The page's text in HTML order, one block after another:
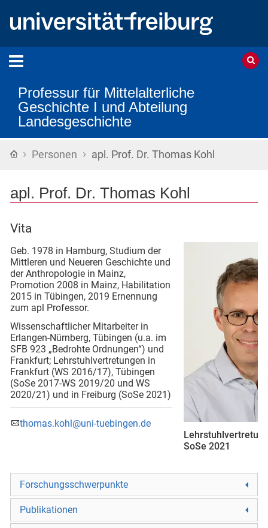
Professur für Mittelalterliche
Geschichte I und Abteilung
Landesgeschichte
Startseite
› Personen › apl. Prof. Dr. Thomas Kohl
apl. Prof. Dr. Thomas Kohl
SoSe 2021
Vita
Geb. 1978 in Hamburg, Studium der
Mittleren und Neueren Geschichte und
der Anthropologie in Mainz,
Promotion 2008 in Mainz, Habilitation
2015 in Tübingen, 2019 Ernennung
zum apl Professor.
Wissenschaftlicher Mitarbeiter in
Erlangen-Nürnberg, Tübingen (u.a. im
SFB 923 „Bedrohte Ordnungen“) und
Frankfurt; Lehrstuhlvertretungen in
Frankfurt (WS 2016/17), Tübingen
(SoSe 2017-WS 2019/20 und WS
2020/21) und in Freiburg (SoSe 2021)
thomas.kohl@uni-tuebingen.de
Forschungsschwerpunkte
Publikationen